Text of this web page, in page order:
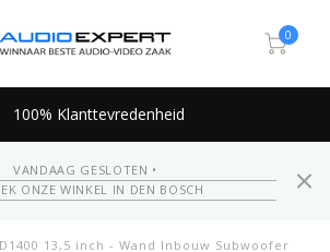
0
100% Klanttevredenheid
VANDAAG GESLOTEN •
ONZE WINKEL IN DEN BOSCH
13,5 inch - Wand Inbouw Subwoofer